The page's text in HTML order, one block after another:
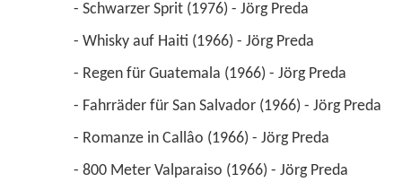
- Schwarzer Sprit (1976) - Jörg Preda
- Whisky auf Haiti (1966) - Jörg Preda
- Regen für Guatemala (1966) - Jörg Preda
- Fahrräder für San Salvador (1966) - Jörg Preda
- Romanze in Callâo (1966) - Jörg Preda
- 800 Meter Valparaiso (1966) - Jörg Preda